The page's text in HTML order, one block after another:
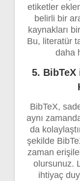
etiketler
belirli bir
kaynakları
Bu, literatür
daha
5. BibTeX
BibTeX,
aynı
da
şekilde
zaman
olursunuz.
ihtiyaç